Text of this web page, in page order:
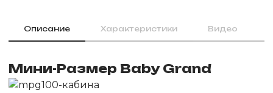
Описание Характеристики Видео
Мини-Размер Baby Grand